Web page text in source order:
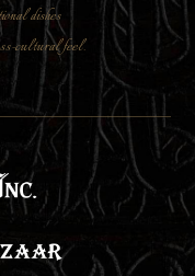
dishes
cultural feel.